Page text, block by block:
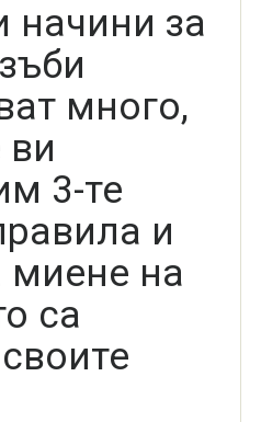
начини за
много,
3-те
и
миене на
са